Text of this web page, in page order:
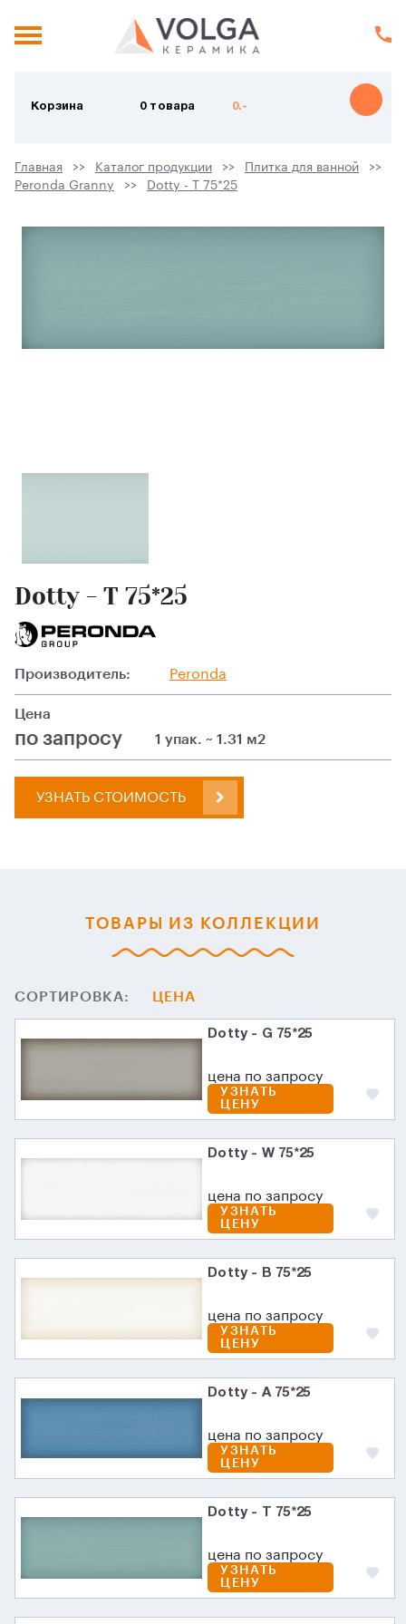
Корзина 0 товара 0.-
Главная Каталог продукции
Плитка для ванной
Peronda Granny
Dotty - T 75*25
Dotty - T 75*25
Производитель: Peronda
Цена
по запросу 1 упак. ~ 1.31 м2
УЗНАТЬ СТОИМОСТЬ
ТОВАРЫ ИЗ КОЛЛЕКЦИИ
СОРТИРОВКА: ЦЕНА
Dotty - G 75*25
цена по запросу
УЗНАТЬ
ЦЕНУ
Dotty - W 75*25
цена по запросу
УЗНАТЬ
ЦЕНУ
Dotty - B 75*25
цена по запросу
УЗНАТЬ
ЦЕНУ
Dotty - A 75*25
цена по запросу
УЗНАТЬ
ЦЕНУ
Dotty - T 75*25
цена по запросу
УЗНАТЬ
ЦЕНУ